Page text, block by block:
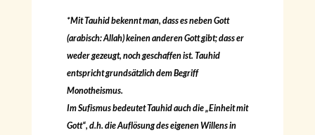
*Mit Tauhid bekennt man, dass es neben Gott
(arabisch: Allah) keinen anderen Gott gibt; dass er
weder gezeugt, noch geschaffen ist. Tauhid
entspricht grundsätzlich dem Begriff
Monotheismus.
Im Sufismus bedeutet Tauhid auch die „Einheit mit
Gott“, d.h. die Auflösung des eigenen Willens in